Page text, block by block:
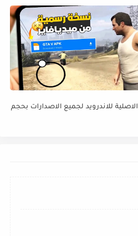
تحميل لعبة GTA V 2022 الاصلية للاندرويد لجميع الاصدارات بحجم